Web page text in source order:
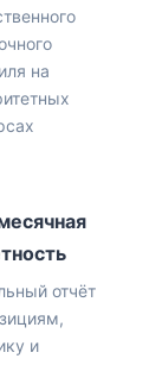
на
отчёт
и